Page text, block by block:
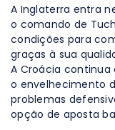
A Inglaterra entra
o comando de
condições para
graças à sua
A Croácia continua
o envelhecimento
problemas
opção de aposta